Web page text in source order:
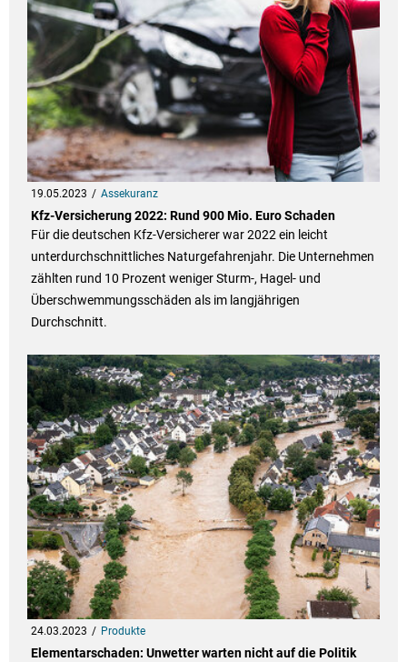
19.05.2023 Assekuranz
Kfz-Versicherung 2022: Rund 900 Mio. Euro Schaden
Für die deutschen Kfz-Versicherer war 2022 ein leicht
unterdurchschnittliches Naturgefahrenjahr. Die Unternehmen
zählten rund 10 Prozent weniger Sturm-, Hagel- und
Überschwemmungsschäden als im langjährigen
Durchschnitt.
24.03.2023 Produkte
Elementarschaden: Unwetter warten nicht auf die Politik